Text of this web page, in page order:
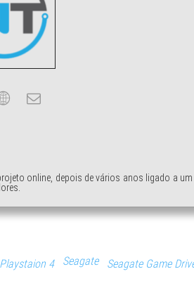
online, depois de vários anos ligado a
Playstaion 4 Seagate Seagate Game